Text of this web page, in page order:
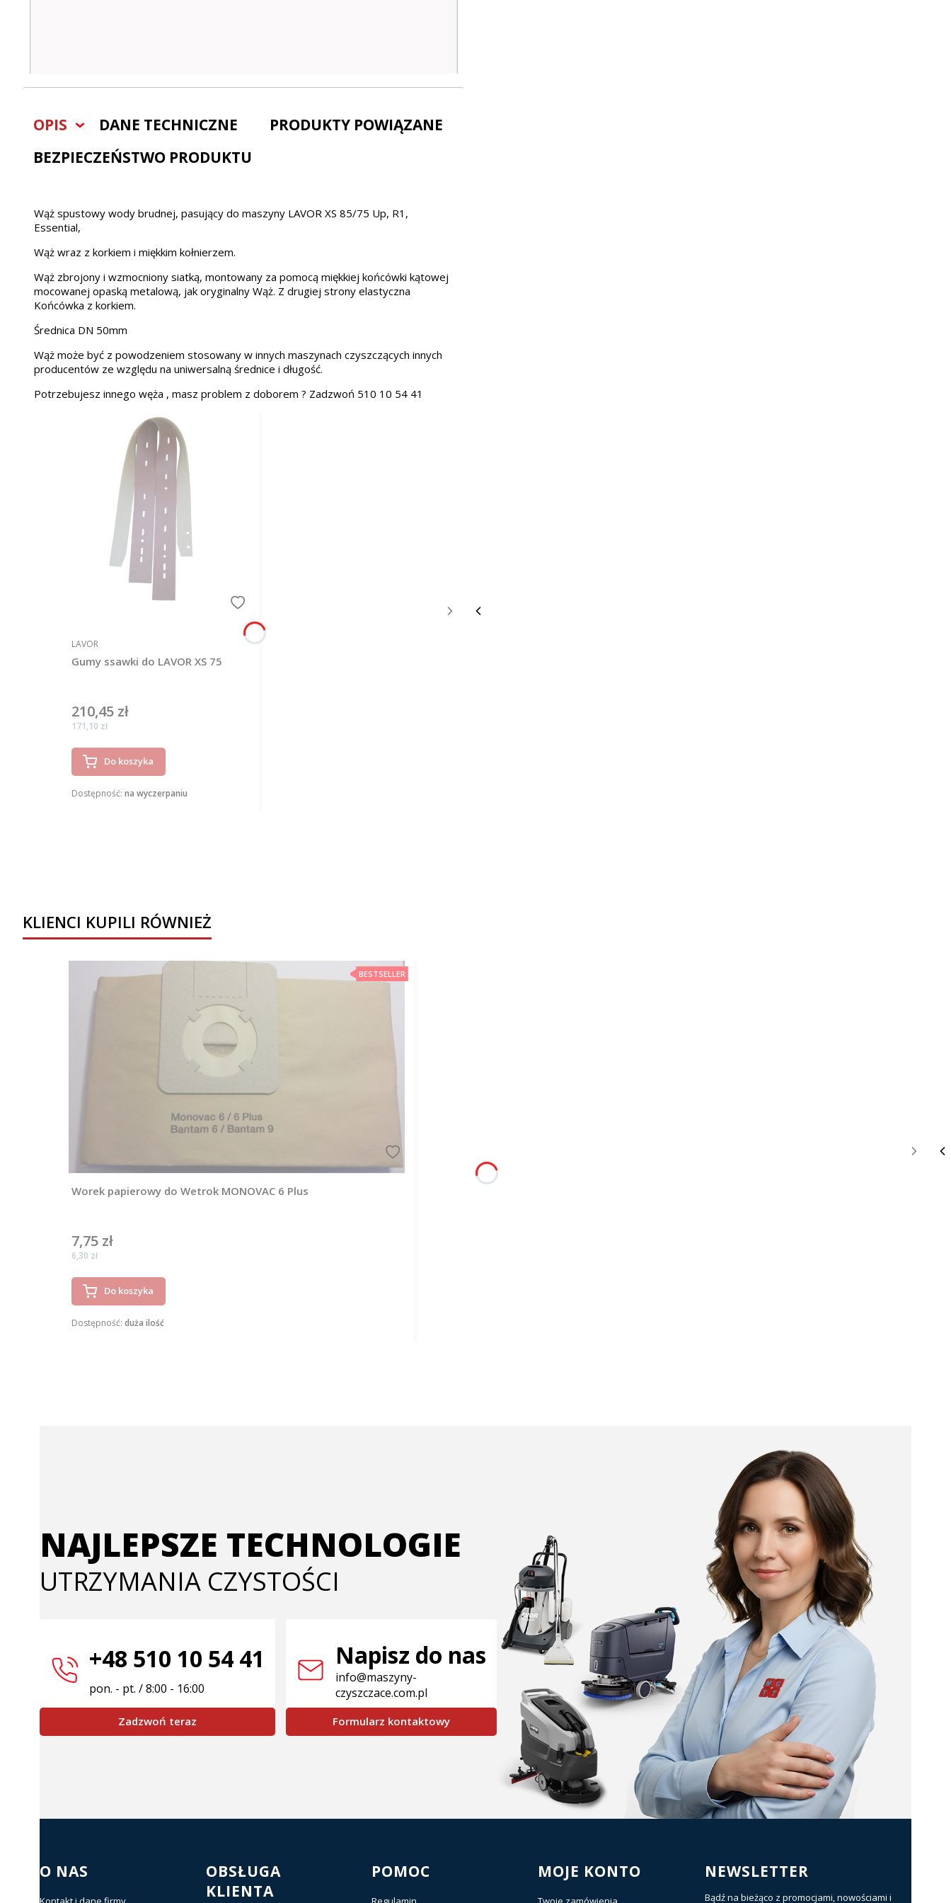
OPIS DANE TECHNICZNE
PRODUKTY POWIĄZANE
BEZPIECZEŃSTWO PRODUKTU
Wąż spustowy wody brudnej, pasujący do maszyny LAVOR XS 85/75 Up, R1,
Essential,
Wąż wraz z korkiem i miękkim kołnierzem.
Wąż zbrojony i wzmocniony siatką, montowany za pomocą miękkiej końcówki kątowej
mocowanej opaską metalową, jak oryginalny Wąż. Z drugiej strony elastyczna
Końcówka z korkiem.
Średnica DN 50mm
Wąż może być z powodzeniem stosowany w innych maszynach czyszczących innych
producentów ze względu na uniwersalną średnice i długość.
Potrzebujesz innego węża , masz problem z doborem ? Zadzwoń 510 10 54 41
Gumy ssawki do LAVOR XS 75
PRODUCENT
LAVOR
Cena
210,45 zł
Cena
171,10 zł
Do koszyka
Dostępność:na wyczerpaniu
KLIENCI KUPILI RÓWNIEŻ
BESTSELLER
Worek papierowy do Wetrok MONOVAC 6 Plus
Cena
7,75 zł
Cena
6,30 zł
Do koszyka
Dostępność:duża ilość
NAJLEPSZE TECHNOLOGIE
UTRZYMANIA CZYSTOŚCI
+48 510 10 54 41
pon. - pt. / 8:00 - 16:00
Zadzwoń teraz
Napisz do nas
info@maszyny-
czyszczace.com.pl
Formularz kontaktowy
Linki w stopce
O NAS
OBSŁUGA
KLIENTA
POMOC MOJE KONTO NEWSLETTER
Bądź na bieżąco z promocjami, nowościami i